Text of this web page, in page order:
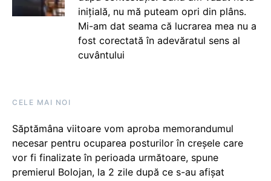
inițială, nu mă puteam opri din plâns.
Mi-am dat seama că lucrarea mea nu a
fost corectată în adevăratul sens al
cuvântului
CELE MAI NOI
Săptămâna viitoare vom aproba memorandumul
necesar pentru ocuparea posturilor în creșele care
vor fi finalizate în perioada următoare, spune
premierul Bolojan, la 2 zile după ce s-au afișat